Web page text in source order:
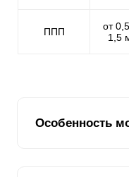
ППП
от
1,5
Особенность